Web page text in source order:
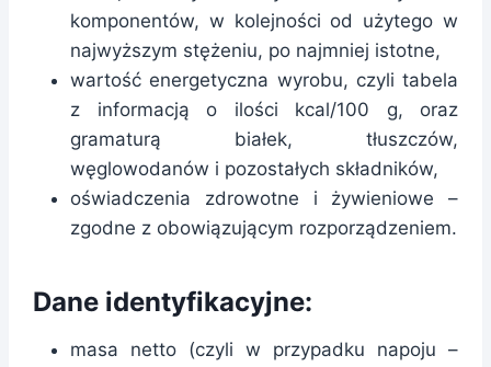
komponentów, w kolejności od użytego w
najwyższym stężeniu, po najmniej istotne,
wartość energetyczna wyrobu, czyli tabela
z informacją o ilości kcal/100 g, oraz
gramaturą białek, tłuszczów,
węglowodanów i pozostałych składników,
oświadczenia zdrowotne i żywieniowe –
zgodne z obowiązującym rozporządzeniem.
Dane identyfikacyjne:
masa netto (czyli w przypadku napoju –